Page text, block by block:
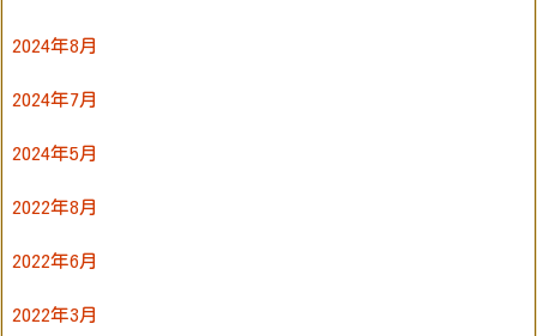
2024年8月
2024年7月
2024年5月
2022年8月
2022年6月
2022年3月